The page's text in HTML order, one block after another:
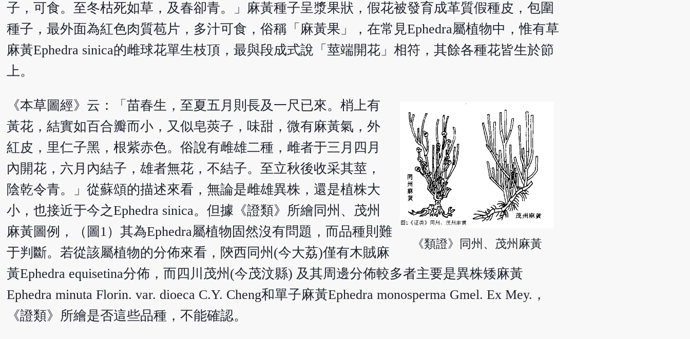
子，可食。至冬枯死如草，及春卻青。」麻黃種子呈漿果狀，假花被發育成革質假種皮，包圍
種子，最外面為紅色肉質苞片，多汁可食，俗稱「麻黃果」，在常見Ephedra屬植物中，惟有草
麻黃Ephedra sinica的雌球花單生枝頂，最與段成式說「莖端開花」相符，其餘各種花皆生於節
上。
《類證》同州、茂州麻黃
《本草圖經》云：「苗春生，至夏五月則長及一尺已來。梢上有
黃花，結實如百合瓣而小，又似皂莢子，味甜，微有麻黃氣，外
紅皮，里仁子黑，根紫赤色。俗說有雌雄二種，雌者于三月四月
內開花，六月內結子，雄者無花，不結子。至立秋後收采其莖，
陰乾令青。」從蘇頌的描述來看，無論是雌雄異株，還是植株大
小，也接近于今之Ephedra sinica。但據《證類》所繪同州、茂州
麻黃圖例，（圖1）其為Ephedra屬植物固然沒有問題，而品種則難
于判斷。若從該屬植物的分佈來看，陝西同州(今大荔)僅有木賊麻
黃Ephedra equisetina分佈，而四川茂州(今茂汶縣) 及其周邊分佈較多者主要是異株矮麻黃
Ephedra minuta Florin. var. dioeca C.Y. Cheng和單子麻黃Ephedra monosperma Gmel. Ex Mey.，
《證類》所繪是否這些品種，不能確認。